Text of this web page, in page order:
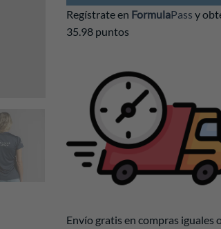
Regístrate en FormulaPass y
35.98 puntos
Envío gratis en compras iguales